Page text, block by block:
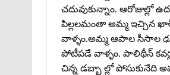
చదువుకున్నాం. ఆరోజుల్లో
పిల్లలమంతా అమ్మ ఇచ్చిన
వాళ్ళం.అమ్మ ఆపాల సీసాల
పోటీపడే వాళ్ళం. పాలిథీన్‌
చిన్న డబ్బా ల్లో పోసుకునేది